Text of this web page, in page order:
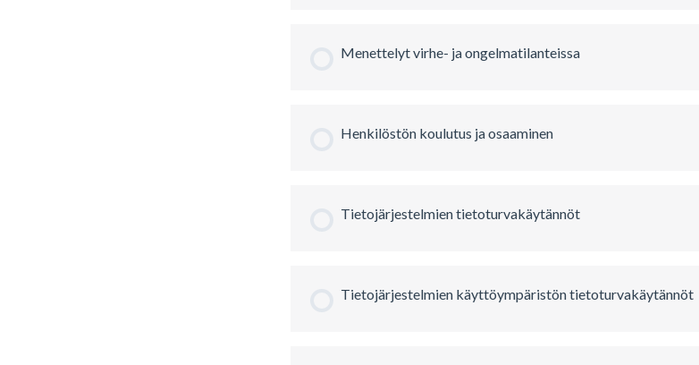
Menettelyt virhe- ja ongelmatilanteissa
Henkilöstön koulutus ja osaaminen
Tietojärjestelmien tietoturvakäytännöt
Tietojärjestelmien käyttöympäristön tietoturvakäytännöt